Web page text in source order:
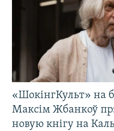
«ШокінгКульт» на
Максім Жбанкоў
новую кнігу на